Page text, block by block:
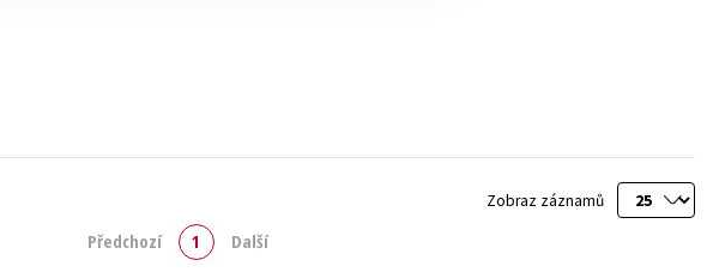
Zobraz záznamů
Předchozí 1 Další